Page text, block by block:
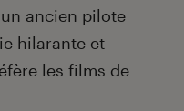
ancien pilote
hilarante et
les films de